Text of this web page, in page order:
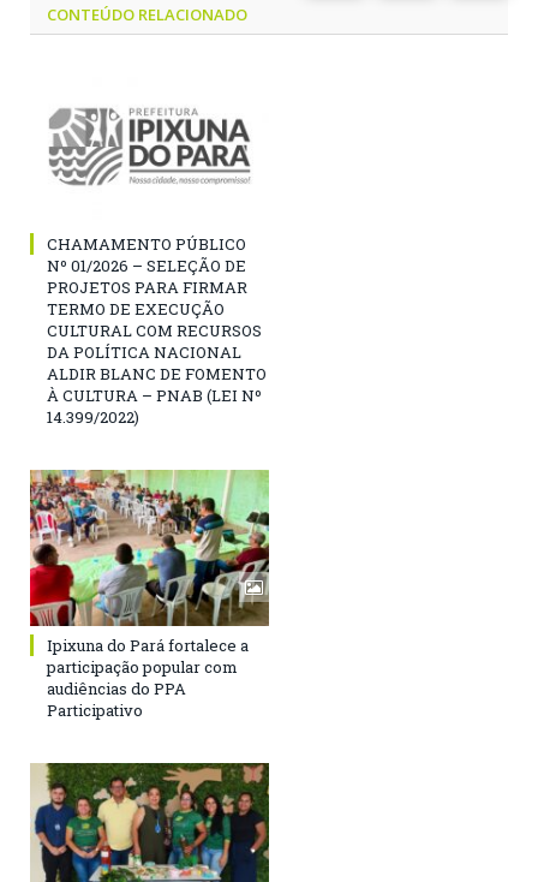
CONTEÚDO RELACIONADO
CHAMAMENTO PÚBLICO
Nº 01/2026 – SELEÇÃO DE
PROJETOS PARA FIRMAR
TERMO DE EXECUÇÃO
CULTURAL COM RECURSOS
DA POLÍTICA NACIONAL
ALDIR BLANC DE FOMENTO
À CULTURA – PNAB (LEI Nº
14.399/2022)
Ipixuna do Pará fortalece a
participação popular com
audiências do PPA
Participativo